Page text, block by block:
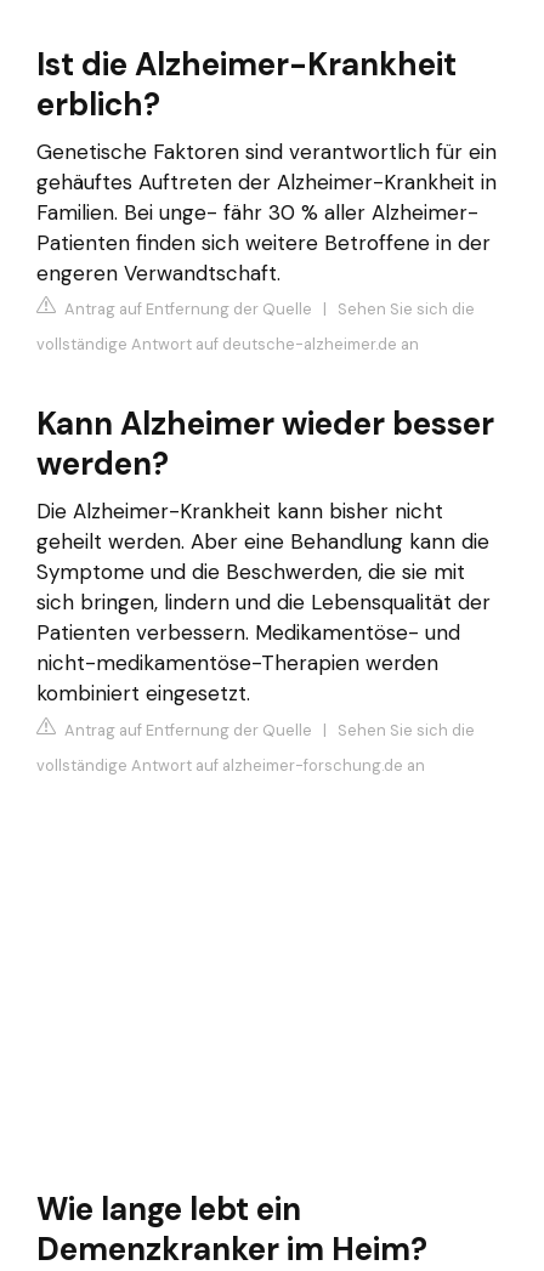
Ist die Alzheimer-Krankheit
erblich?
Genetische Faktoren sind verantwortlich für ein
gehäuftes Auftreten der Alzheimer-Krankheit in
Familien. Bei unge- fähr 30 % aller Alzheimer-
Patienten finden sich weitere Betroffene in der
engeren Verwandtschaft.
Antrag auf Entfernung der Quelle | Sehen Sie sich die
vollständige Antwort auf deutsche-alzheimer.de an
Kann Alzheimer wieder besser
werden?
Die Alzheimer-Krankheit kann bisher nicht
geheilt werden. Aber eine Behandlung kann die
Symptome und die Beschwerden, die sie mit
sich bringen, lindern und die Lebensqualität der
Patienten verbessern. Medikamentöse- und
nicht-medikamentöse-Therapien werden
kombiniert eingesetzt.
Antrag auf Entfernung der Quelle | Sehen Sie sich die
vollständige Antwort auf alzheimer-forschung.de an
Wie lange lebt ein
Demenzkranker im Heim?